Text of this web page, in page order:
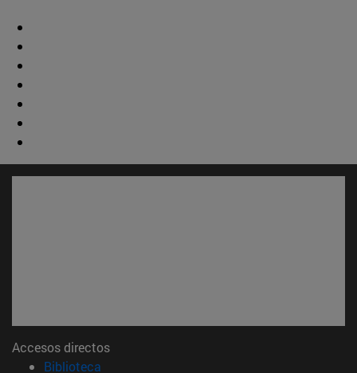
Accesos directos
Biblioteca